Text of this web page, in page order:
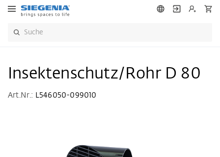
Insektenschutz/Rohr D 80
Art.Nr.: L546050-099010